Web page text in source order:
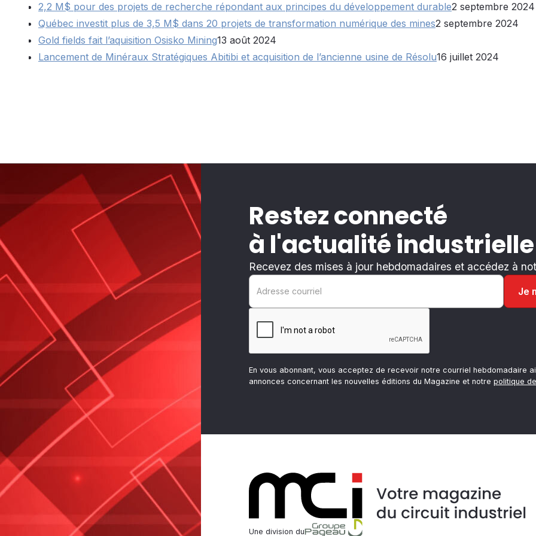
2,2 M$ pour des projets de recherche répondant aux principes du développement durable2 septembre 2024
Québec investit plus de 3,5 M$ dans 20 projets de transformation numérique des mines2 septembre 2024
Gold fields fait l’aquisition Osisko Mining13 août 2024
Lancement de Minéraux Stratégiques Abitibi et acquisition de l’ancienne usine de Résolu16 juillet 2024
Restez connecté
à l'actualité
Recevez des mises à jour hebdomadaires et accédez à
En vous abonnant, vous acceptez de recevoir notre courriel hebdomadaire
annonces concernant les nouvelles éditions du Magazine et notre politique
Une division du